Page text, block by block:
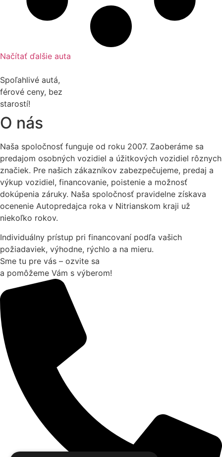
Načítať ďalšie auta
Spoľahlivé autá,
férové ceny, bez
starostí!
O nás
Naša spoločnosť funguje od roku 2007. Zaoberáme sa
predajom osobných vozidiel a úžitkových vozidiel rôznych
značiek. Pre našich zákazníkov zabezpečujeme, predaj a
výkup vozidiel, financovanie, poistenie a možnosť
dokúpenia záruky. Naša spoločnosť pravidelne získava
ocenenie Autopredajca roka v Nitrianskom kraji už
niekoľko rokov.
Individuálny prístup pri financovaní podľa vašich
požiadaviek, výhodne, rýchlo a na mieru.
Sme tu pre vás – ozvite sa
a pomôžeme Vám s výberom!